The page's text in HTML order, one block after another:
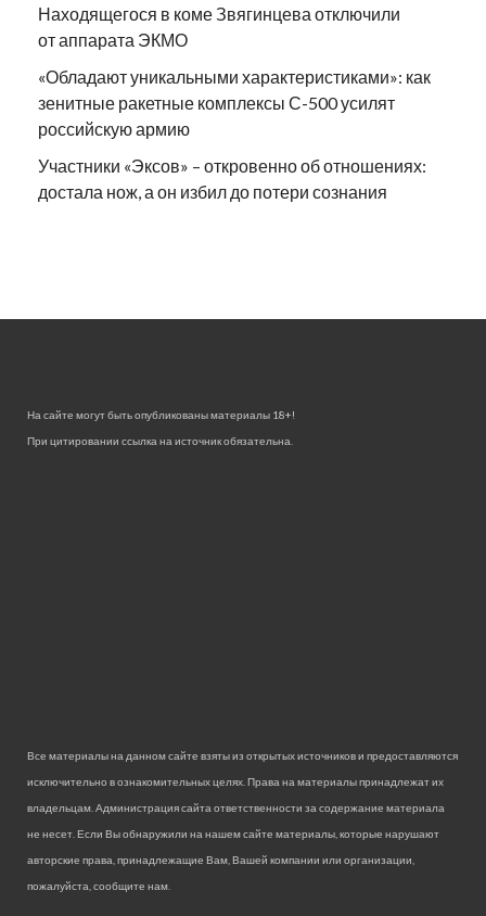
Находящегося в коме Звягинцева отключили
от аппарата ЭКМО
«Обладают уникальными характеристиками»: как
зенитные ракетные комплексы С-500 усилят
российскую армию
Участники «Эксов» – откровенно об отношениях:
достала нож, а он избил до потери сознания
На сайте могут быть опубликованы материалы 18+!
При цитировании ссылка на источник обязательна.
Все материалы на данном сайте взяты из открытых источников и предоставляются
исключительно в ознакомительных целях. Права на материалы принадлежат их
владельцам. Администрация сайта ответственности за содержание материала
не несет. Если Вы обнаружили на нашем сайте материалы, которые нарушают
авторские права, принадлежащие Вам, Вашей компании или организации,
пожалуйста, сообщите нам.